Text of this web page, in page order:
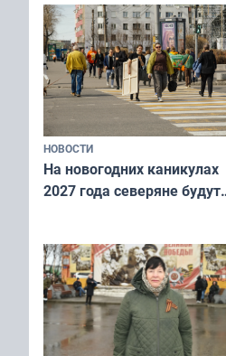
НОВОСТИ
На новогодних каникулах
2027 года северяне будут